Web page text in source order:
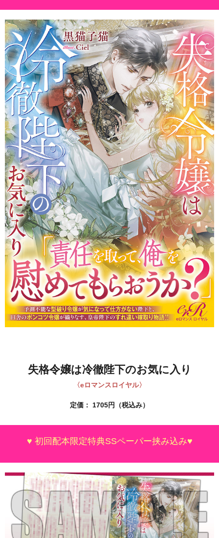
失格令嬢は冷徹陛下のお気に入り
〈eロマンスロイヤル〉
定価： 1705円（税込み）
♥ 初回配本限定特典SSペーパー挟み込み♥